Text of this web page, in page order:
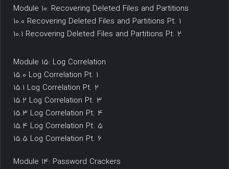
Module 10: Recovering Deleted Files and Partitions
10.0 Recovering Deleted Files and Partitions Pt. 1
10.1 Recovering Deleted Files and Partitions Pt. 2
Module 15: Log Correlation
15.0 Log Correlation Pt. 1
15.1 Log Correlation Pt. 2
15.2 Log Correlation Pt. 3
15.3 Log Correlation Pt. 4
15.4 Log Correlation Pt. 5
15.5 Log Correlation Pt. 6
Module 14: Password Crackers